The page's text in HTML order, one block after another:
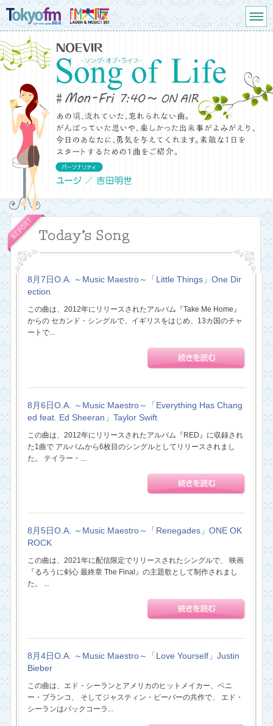
8月7日O.A. ～Music Maestro～「Little Things」One Dir
ection
この曲は、2012年にリリースされたアルバム『Take Me Home』
からの セカンド・シングルで、イギリスをはじめ、13カ国のチャ
ートで...
8月6日O.A. ～Music Maestro～「Everything Has Chang
ed feat. Ed Sheeran」Taylor Swift
この曲は、2012年にリリースされたアルバム『RED』に収録され
た1曲で アルバムから6枚目のシングルとしてリリースされまし
た。 テイラー・...
8月5日O.A. ～Music Maestro～「Renegades」ONE OK
ROCK
この曲は、2021年に配信限定でリリースされたシングルで、 映画
『るろうに剣心 最終章 The Final』の主題歌として制作されまし
た。 ...
8月4日O.A. ～Music Maestro～「Love Yourself」Justin
Bieber
この曲は、エド・シーランとアメリカのヒットメイカー、ベニ
ー・ブランコ、 そしてジャスティン・ビーバーの共作で、 エド・
シーランはバックコーラ...